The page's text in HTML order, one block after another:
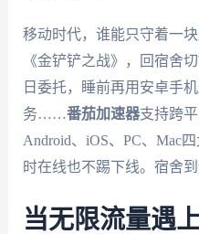
移动时代，谁能只守着一
《金铲铲之战》，回宿舍
日委托，睡前再用安卓手
务……番茄加速器支持跨
Android、iOS、PC、Mac
时在线也不踢下线。宿舍
当无限流量遇